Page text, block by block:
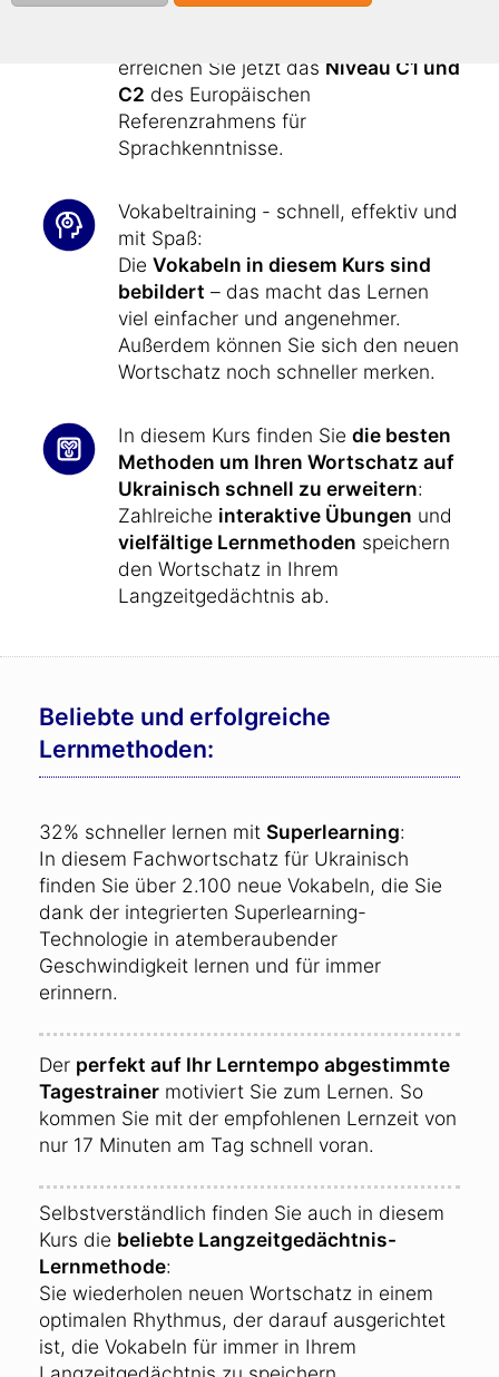
Basis- und Aufbaukurs (insgesamt ca.
erreichen Sie jetzt das Niveau C1 und
C2 des Europäischen
Referenzrahmens für
Sprachkenntnisse.
Vokabeltraining - schnell, effektiv und
mit Spaß:
Die Vokabeln in diesem Kurs sind
bebildert – das macht das Lernen
viel einfacher und angenehmer.
Außerdem können Sie sich den neuen
Wortschatz noch schneller merken.
In diesem Kurs finden Sie die besten
Methoden um Ihren Wortschatz auf
Ukrainisch schnell zu erweitern:
Zahlreiche interaktive Übungen und
vielfältige Lernmethoden speichern
den Wortschatz in Ihrem
Langzeitgedächtnis ab.
Beliebte und erfolgreiche
Lernmethoden:
32% schneller lernen mit Superlearning:
In diesem Fachwortschatz für Ukrainisch
finden Sie über 2.100 neue Vokabeln, die Sie
dank der integrierten Superlearning-
Technologie in atemberaubender
Geschwindigkeit lernen und für immer
erinnern.
Der perfekt auf Ihr Lerntempo abgestimmte
Tagestrainer motiviert Sie zum Lernen. So
kommen Sie mit der empfohlenen Lernzeit von
nur 17 Minuten am Tag schnell voran.
Selbstverständlich finden Sie auch in diesem
Kurs die beliebte Langzeitgedächtnis-
Lernmethode:
Sie wiederholen neuen Wortschatz in einem
optimalen Rhythmus, der darauf ausgerichtet
ist, die Vokabeln für immer in Ihrem